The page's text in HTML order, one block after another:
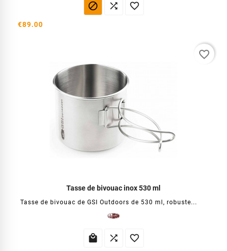
  
€89.00
Tasse de bivouac inox 530 ml
Tasse de bivouac de GSI Outdoors de 530 ml, robuste...
  
favorite_border